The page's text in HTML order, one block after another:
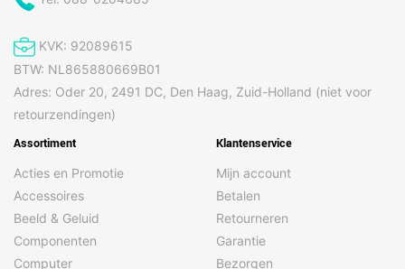
KVK: 92089615
BTW: NL865880669B01
Adres: Oder 20, 2491 DC, Den Haag, Zuid-Holland (niet voor
retourzendingen)
Assortiment
Acties en Promotie
Accessoires
Beeld & Geluid
Componenten
Computer
Klantenservice
Mijn account
Betalen
Retourneren
Garantie
Bezorgen